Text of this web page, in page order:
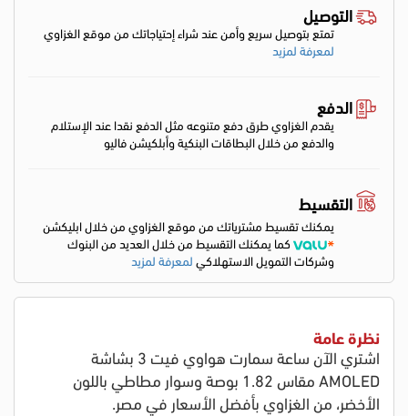
التوصيل
تمتع بتوصيل سريع وأمن عند شراء إحتياجاتك من موقع الغزاوي
لمعرفة لمزيد
الدفع
يقدم الغزاوي طرق دفع متنوعه مثل الدفع نقدا عند الإستلام
والدفع من خلال البطاقات البنكية وأبلكيشن فاليو
التقسيط
يمكنك تقسيط مشترياتك من موقع الغزاوي من خلال ابليكشن
كما يمكنك التقسيط من خلال العديد من البنوك
وشركات التمويل الاستهلاكيلمعرفة لمزيد
نظرة عامة
اشتري الآن ساعة سمارت هواوي فيت 3 بشاشة
AMOLED مقاس 1.82 بوصة وسوار مطاطي باللون
الأخضر، من الغزاوي بأفضل الأسعار في مصر.